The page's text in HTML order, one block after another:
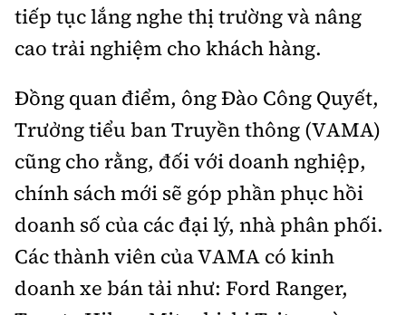
tiếp tục lắng nghe thị trường và nâng
cao trải nghiệm cho khách hàng.
Đồng quan điểm, ông Đào Công Quyết,
Trưởng tiểu ban Truyền thông (VAMA)
cũng cho rằng, đối với doanh nghiệp,
chính sách mới sẽ góp phần phục hồi
doanh số của các đại lý, nhà phân phối.
Các thành viên của VAMA có kinh
doanh xe bán tải như: Ford Ranger,